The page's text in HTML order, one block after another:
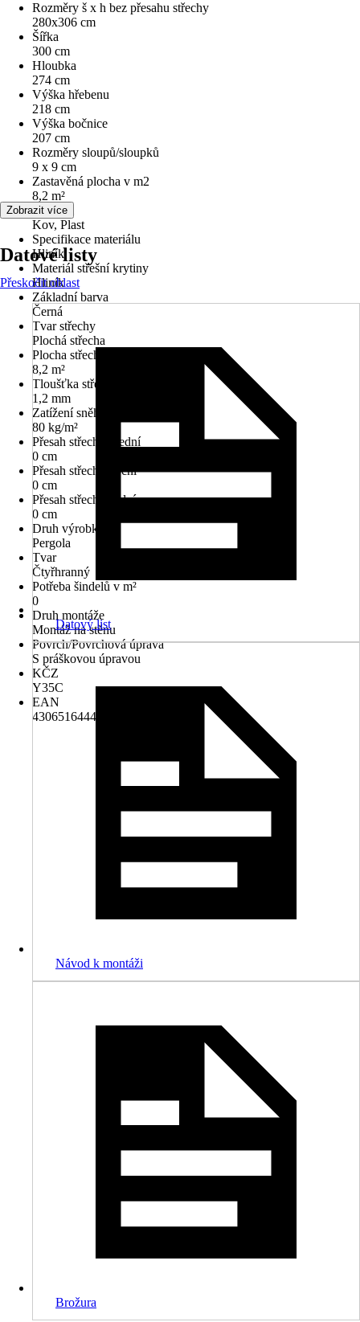
Rozměry š x h bez přesahu střechy
280x306 cm
Šířka
300 cm
Hloubka
274 cm
Výška hřebenu
218 cm
Výška bočnice
207 cm
Rozměry sloupů/sloupků
9 x 9 cm
Zastavěná plocha v m2
8,2 m²
Materiál
Kov, Plast
Specifikace materiálu
Hliník
Materiál střešní krytiny
Hliník
Základní barva
Černá
Tvar střechy
Plochá střecha
Plocha střechy
8,2 m²
Tloušťka střechy
1,2 mm
Zatížení sněhem
80 kg/m²
Přesah střechy přední
0 cm
Přesah střechy boční
0 cm
Přesah střechy zadní
0 cm
Druh výrobku
Pergola
Tvar
Čtyřhranný
Potřeba šindelů v m²
0
Druh montáže
Montáž na stěnu
Povrch/Povrchová úprava
S práškovou úpravou
KČZ
Y35C
EAN
4306516444267
Zobrazit více
Datové listy
Přeskočit oblast
Datový list
Návod k montáži
Brožura